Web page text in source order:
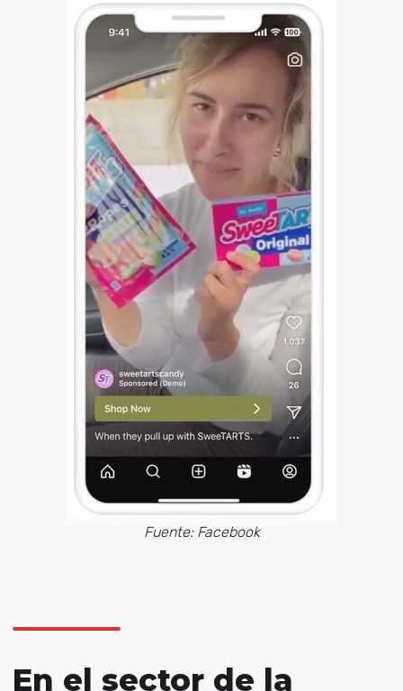
Fuente: Facebook
En el sector de la